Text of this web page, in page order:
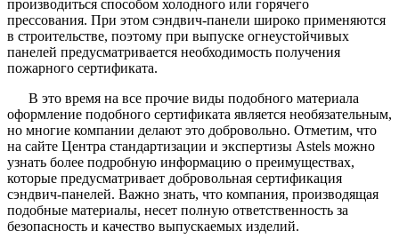
производиться способом холодного или горячего
прессования. При этом сэндвич-панели широко применяются
в строительстве, поэтому при выпуске огнеустойчивых
панелей предусматривается необходимость получения
пожарного сертификата.
В это время на все прочие виды подобного материала
оформление подобного сертификата является необязательным,
но многие компании делают это добровольно. Отметим, что
на сайте Центра стандартизации и экспертизы Astels можно
узнать более подробную информацию о преимуществах,
которые предусматривает добровольная сертификация
сэндвич-панелей. Важно знать, что компания, производящая
подобные материалы, несет полную ответственность за
безопасность и качество выпускаемых изделий.